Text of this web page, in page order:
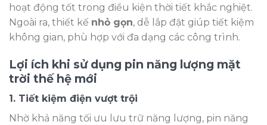
hoạt động tốt trong điều kiện thời tiết khắc nghiệt.
Ngoài ra, thiết kế nhỏ gọn, dễ lắp đặt giúp tiết kiệm
không gian, phù hợp với đa dạng các công trình.
Lợi ích khi sử dụng pin năng lượng mặt
trời thế hệ mới
1. Tiết kiệm điện vượt trội
Nhờ khả năng tối ưu lưu trữ năng lượng, pin năng